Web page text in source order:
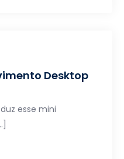
Desktop
esse mini